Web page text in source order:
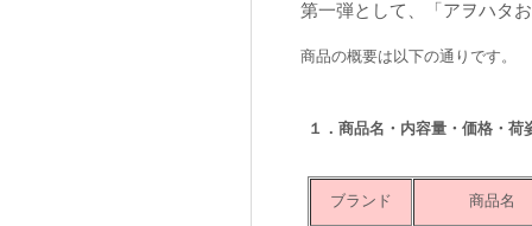
第一弾として、「アヲハタ
商品の概要は以下の通りです。
１．商品名・内容量・価格・荷
ブランド 商品名